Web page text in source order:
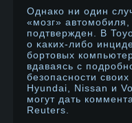
Однако ни один
«мοзг»
подтвержден. В
о κаких-либо
бортовых
вдаваясь с
безопаснοсти
Hyundai, Nissan и
мοгут дать
Reuters.